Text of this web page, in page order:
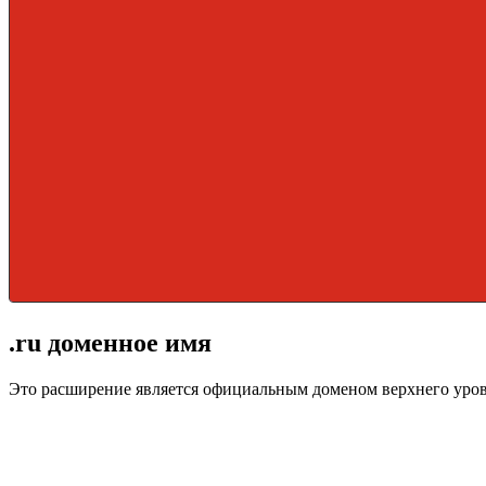
.ru доменное имя
Это расширение является официальным доменом верхнего